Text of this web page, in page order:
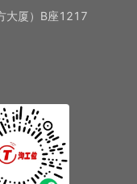
大厦）B座1217